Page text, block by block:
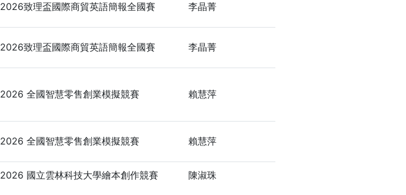
2026致理盃國際商貿英語簡報全國賽 李晶菁
2026致理盃國際商貿英語簡報全國賽 李晶菁
2026 全國智慧零售創業模擬競賽 賴慧萍
2026 全國智慧零售創業模擬競賽 賴慧萍
2026 國立雲林科技大學繪本創作競賽 陳淑珠